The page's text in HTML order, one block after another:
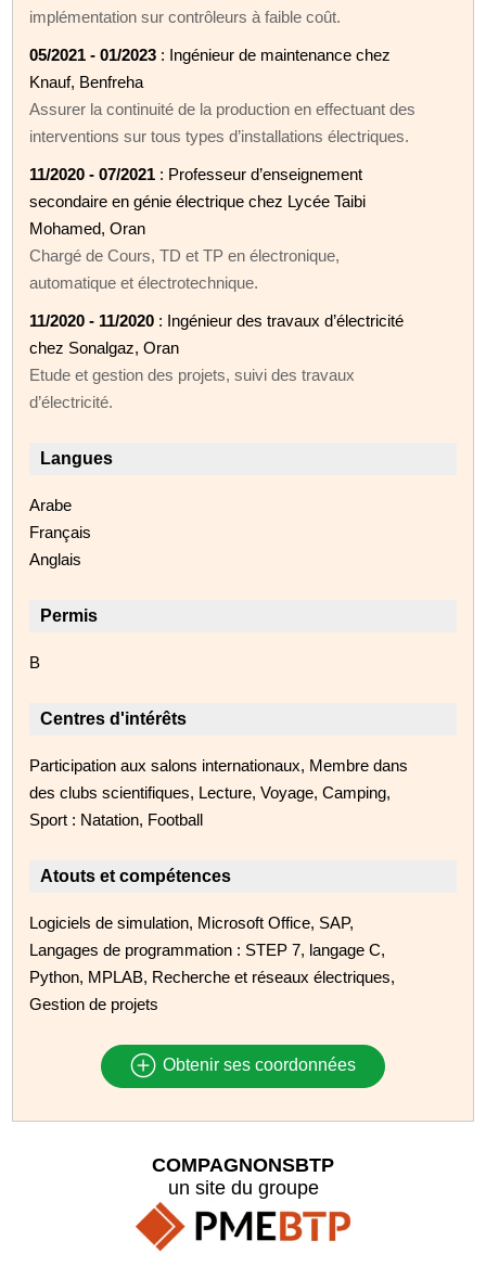
implémentation sur contrôleurs à faible coût.
05/2021 - 01/2023 : Ingénieur de maintenance chez
Knauf, Benfreha
Assurer la continuité de la production en effectuant des
interventions sur tous types d’installations électriques.
11/2020 - 07/2021 : Professeur d’enseignement
secondaire en génie électrique chez Lycée Taibi
Mohamed, Oran
Chargé de Cours, TD et TP en électronique,
automatique et électrotechnique.
11/2020 - 11/2020 : Ingénieur des travaux d’électricité
chez Sonalgaz, Oran
Etude et gestion des projets, suivi des travaux
d’électricité.
Langues
Arabe
Français
Anglais
Permis
B
Centres d'intérêts
Participation aux salons internationaux, Membre dans
des clubs scientifiques, Lecture, Voyage, Camping,
Sport : Natation, Football
Atouts et compétences
Logiciels de simulation, Microsoft Office, SAP,
Langages de programmation : STEP 7, langage C,
Python, MPLAB, Recherche et réseaux électriques,
Gestion de projets
Obtenir ses coordonnées
COMPAGNONSBTP
un site du groupe